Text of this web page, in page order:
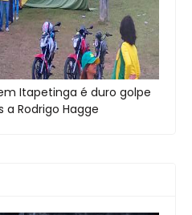
Itapetinga é duro golpe
Rodrigo Hagge